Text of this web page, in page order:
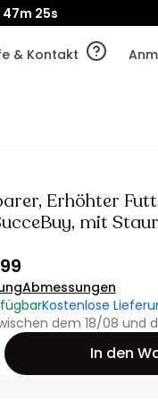
47m 22s
& Kontakt
Erhöhter
mit
Abmessungen
Kostenlose
dem 18/08 und
In den